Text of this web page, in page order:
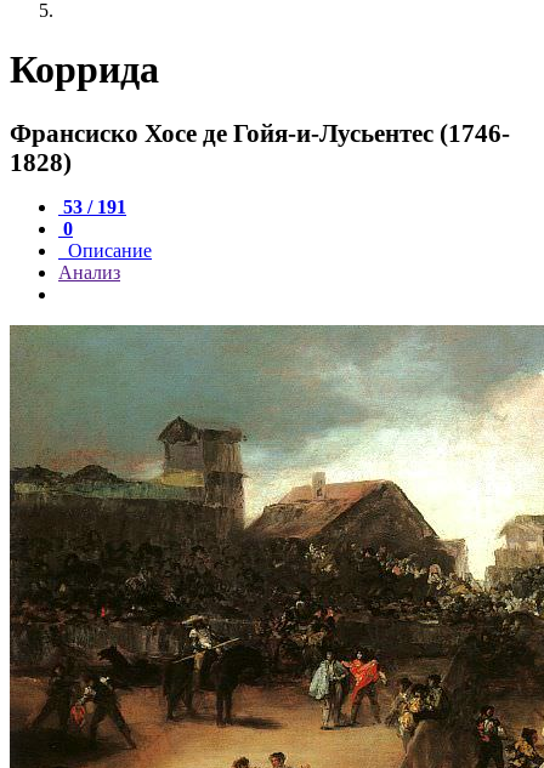
Коррида
Франсиско Хосе де Гойя-и-Лусьентес (1746-
1828)
53 / 191
0
Описание
Анализ